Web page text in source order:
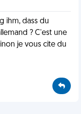
ihm, dass du
? C'est une
je vous cite du